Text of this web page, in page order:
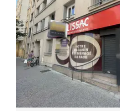
- Charges annuelles : 1170 €
- Taxe foncière : 2600 €
- Honoraires : 15% HT à la
3 315,00 € HT)